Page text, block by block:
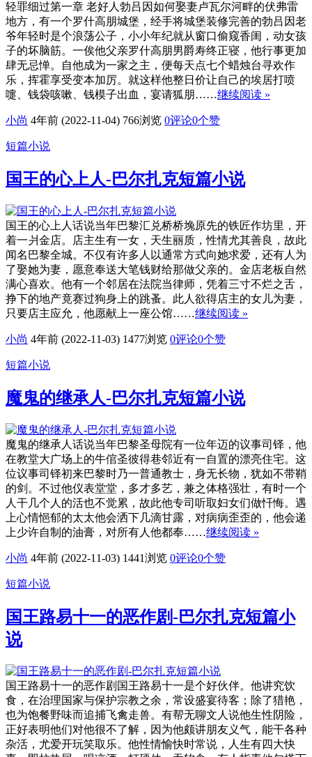
轻罪细过第一章 老好人勃吕因如何娶妻卢瓦尔河畔的伏弗雷
地方，有一个罗什高朋城堡，经手将城堡装修完善的勃吕因老
爷年轻时是个浪荡公子，小小年纪就从窗口偷窥香闺，动女孩
子的坏脑筋。一俟他父亲罗什高朋男爵寿终正寝，他行事更加
肆无忌惮。自他成为一家之主，便每天点七个蜡烛台寻欢作
乐，挥霍享受变本加厉。就这样他整日价让自己的埃居打喷
嚏、钱袋咳嗽、钱模子出血，宴请狐朋……继续阅读 »
小尚 4年前 (2022-11-04) 766浏览 0评论0个赞
短篇小说
国王的心上人-巴尔扎克短篇小说
国王的心上人话说当年巴黎汇兑桥桥堍原先的铁匠作坊里，开
着一爿金店。店主生有一女，天生丽质，性情尤其善良，故此
闻名巴黎全城。不仅有许多人以通常方式向她求爱，还有人为
了娶她为妻，愿意奉送大笔钱财给那做父亲的。金店老板自然
满心喜欢。他有一个邻居在法院当律师，凭着三寸不烂之舌，
挣下的地产竟赛过狗身上的跳蚤。此人欲得店主的女儿为妻，
只要店主应允，他愿献上一座公馆……继续阅读 »
小尚 4年前 (2022-11-03) 1477浏览 0评论0个赞
短篇小说
魔鬼的继承人-巴尔扎克短篇小说
魔鬼的继承人话说当年巴黎圣母院有一位年迈的议事司铎，他
在教堂大广场上的牛倌圣彼得巷邻近有一自置的漂亮住宅。这
位议事司铎初来巴黎时乃一普通教士，身无长物，犹如不带鞘
的剑。不过他仪表堂堂，多才多艺，兼之体格强壮，有时一个
人干几个人的活也不觉累，故此他专司听取妇女们做忏悔。遇
上心情悒郁的太太他会洒下几滴甘露，对病病歪歪的，他会递
上少许自制的油膏，对所有人他都奉……继续阅读 »
小尚 4年前 (2022-11-03) 1441浏览 0评论0个赞
短篇小说
国王路易十一的恶作剧-巴尔扎克短篇小
说
国王路易十一的恶作剧国王路易十一是个好伙伴。他讲究饮
食，在治理国家与保护宗教之余，常设盛宴待客；除了猎艳，
也为饱餐野味而追捕飞禽走兽。有帮无聊文人说他生性阴险，
正好表明他们对他很不了解，因为他颇讲朋友义气，能干各种
杂活，尤爱开玩笑取乐。他性情愉快时常说，人生有四大快